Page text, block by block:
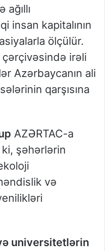
insan kapitalının
ölçülür.
çərçivəsində irəli
Azərbaycanın ali
qarşısına
AZƏRTAC-a
şəhərlərin
və
universitetlərin